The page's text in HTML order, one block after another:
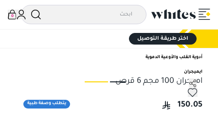
0
اختر طريقة التوصيل
أدوية القلب والأوعية الدموية
ايميجران
اميجران 100 مجم 6 قرص
يتطلب وصفة طبية
اميجران 100 مجم 6 قرص
150.05